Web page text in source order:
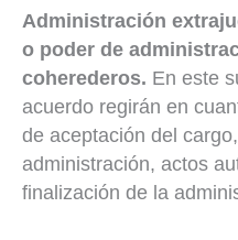
Administración
o poder de
coherederos. En este
acuerdo regirán en
de aceptación del
administración, actos
finalización de la